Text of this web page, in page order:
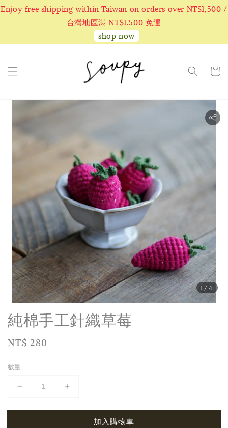
Enjoy free shipping within Taiwan on orders over NT$1,500 /
台灣地區滿 NT$1,500 免運
shop now
1 /4
純棉手工針織草莓
Regular
NT$ 280
數量
加入購物車